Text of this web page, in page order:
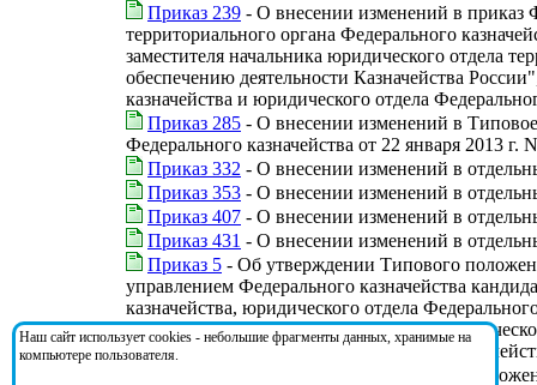
Приказ 239 - О внесении изменений в приказ
территориального органа Федерального
заместителя начальника юридического отдела
обеспечению деятельности Казначейства
казначейства и юридического отдела
Приказ 285 - О внесении изменений в Типовое
Федерального казначейства от 22 января 2013 г.
Приказ 332 - О внесении изменений в
Приказ 353 - О внесении изменений в
Приказ 407 - О внесении изменений в
Приказ 431 - О внесении изменений в
Приказ 5 - Об утверждении Типового
управлением Федерального казначейства
казначейства, юридического отдела
начальника (заместителя начальника)
"Центр по обеспечению деятельности
- О внесении изменений в
Наш сайт использует cookies - небольшие фрагменты данных, хранимые на
компьютере пользователя.